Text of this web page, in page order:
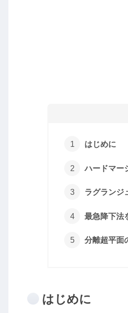
はじめに
ハードマー
ラグランジ
最急降下法
分離超平面
はじめに